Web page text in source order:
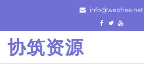
content
info@webfree.net
协筑资源